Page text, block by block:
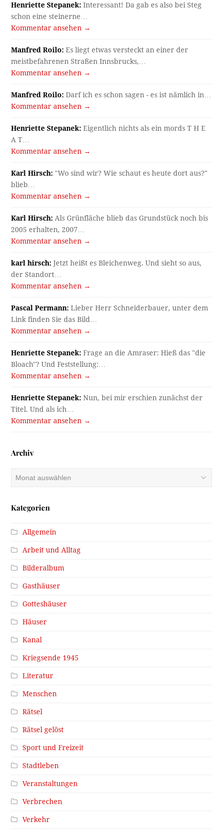
Henriette Stepanek: Interessant! Da gab es also bei Steg
schon eine steinerne…
Kommentar ansehen →
Manfred Roilo: Es liegt etwas versteckt an einer der
meistbefahrenen Straßen Innsbrucks,…
Kommentar ansehen →
Manfred Roilo: Darf ich es schon sagen - es ist nämlich in…
Kommentar ansehen →
Henriette Stepanek: Eigentlich nichts als ein mords T H E
A T…
Kommentar ansehen →
Karl Hirsch: "Wo sind wir? Wie schaut es heute dort aus?"
blieb…
Kommentar ansehen →
Karl Hirsch: Als Grünfläche blieb das Grundstück noch bis
2005 erhalten, 2007…
Kommentar ansehen →
karl hirsch: Jetzt heißt es Bleichenweg. Und sieht so aus,
der Standort…
Kommentar ansehen →
Pascal Permann: Lieber Herr Schneiderbauer, unter dem
Link finden Sie das Bild…
Kommentar ansehen →
Henriette Stepanek: Frage an die Amraser: Hieß das "die
Bloach"? Und Feststellung:…
Kommentar ansehen →
Henriette Stepanek: Nun, bei mir erschien zunächst der
Titel. Und als ich…
Kommentar ansehen →
Archiv
Kategorien
Allgemein
Arbeit und Alltag
Bilderalbum
Gasthäuser
Gotteshäuser
Häuser
Kanal
Kriegsende 1945
Literatur
Menschen
Rätsel
Rätsel gelöst
Sport und Freizeit
Stadtleben
Veranstaltungen
Verbrechen
Verkehr